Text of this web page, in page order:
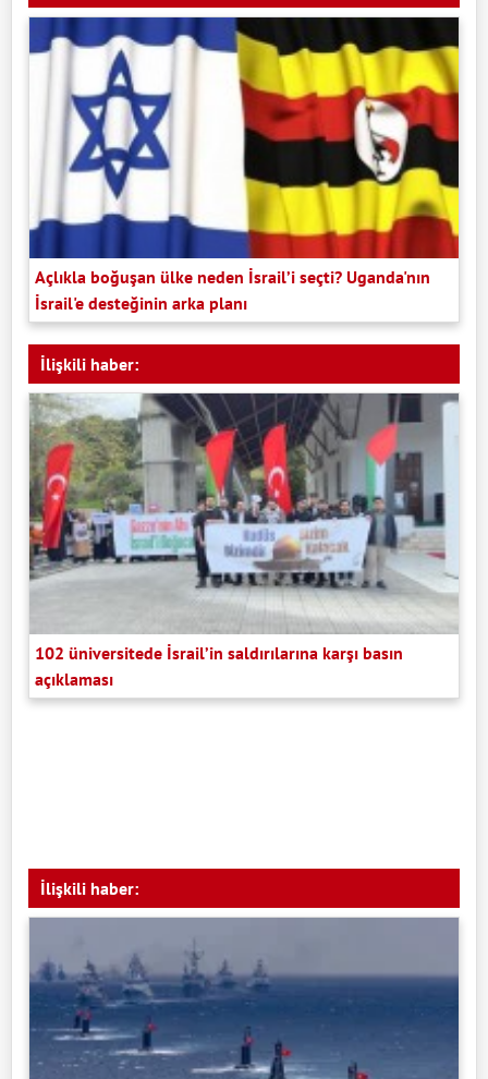
Açlıkla boğuşan ülke neden İsrail’i seçti? Uganda'nın
İsrail'e desteğinin arka planı
İlişkili haber:
102 üniversitede İsrail’in saldırılarına karşı basın
açıklaması
İlişkili haber: